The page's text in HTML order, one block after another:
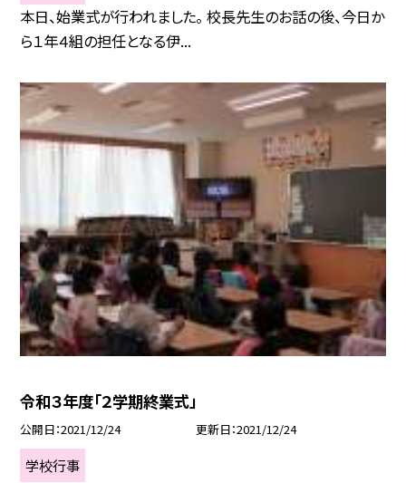
本日、始業式が行われました。 校長先生のお話の後、今日か
ら１年４組の担任となる伊...
令和３年度「２学期終業式」
公開日 2021/12/24 更新日 2021/12/24
学校行事